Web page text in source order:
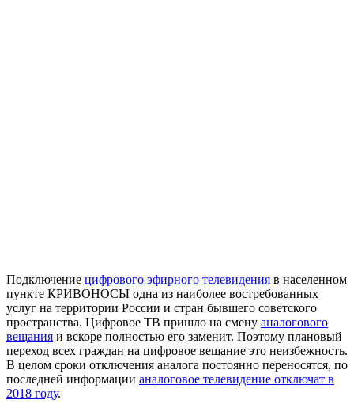
Подключение цифрового эфирного телевидения в населенном
пункте КРИВОНОСЫ одна из наиболее востребованных
услуг на территории России и стран бывшего советского
пространства. Цифровое ТВ пришло на смену аналогового
вещания и вскоре полностью его заменит. Поэтому плановый
переход всех граждан на цифровое вещание это неизбежность.
В целом сроки отключения аналога постоянно переносятся, по
последней информации аналоговое телевидение отключат в
2018 году.